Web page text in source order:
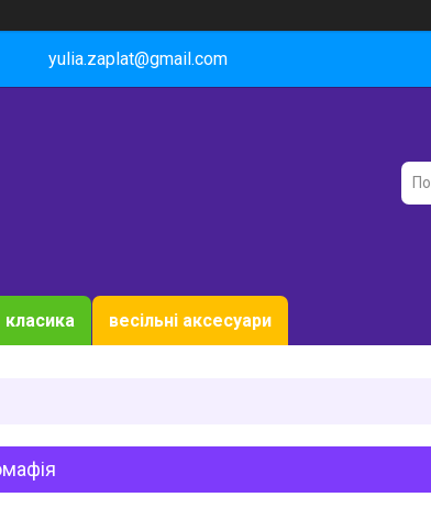
yulia.zaplat@gmail.com
класика весільні аксесуари